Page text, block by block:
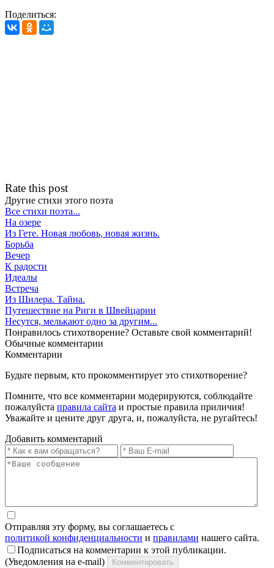
Поделиться:
Rate this post
Другие стихи этого поэта
Все стихи поэта...
На озере
Из Гете. Новая любовь, новая жизнь.
Борьба
Вечер
К радости
Идеалы
Встреча
Из Шилера. Тайна.
Путешествие на Риги в Швейцарии
Несутся, мелькают одно за другим...
Понравилось стихотворение? Оставьте свой комментарий!
Обычные комментарии
Комментарии
Будьте первым, кто прокомментирует это стихотворение?
Помните, что все комментарии модерируются, соблюдайте
пожалуйста правила сайта и простые правила приличия!
Уважайте и цените друг друга, и, пожалуйста, не ругайтесь!
Добавить комментарий
Отправляя эту форму, вы соглашаетесь с
политикой конфиденциальности и правилами нашего сайта.
Подписаться на комментарии к этой публикации.
(Уведомления на e-mail)
Комментировать